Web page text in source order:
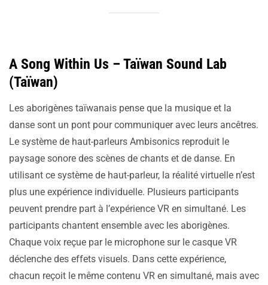
A Song Within Us – Taïwan Sound Lab
(Taïwan)
Les aborigènes taïwanais pense que la musique et la
danse sont un pont pour communiquer avec leurs ancêtres.
Le système de haut-parleurs Ambisonics reproduit le
paysage sonore des scènes de chants et de danse. En
utilisant ce système de haut-parleur, la réalité virtuelle n’est
plus une expérience individuelle. Plusieurs participants
peuvent prendre part à l’expérience VR en simultané. Les
participants chantent ensemble avec les aborigènes.
Chaque voix reçue par le microphone sur le casque VR
déclenche des effets visuels. Dans cette expérience,
chacun reçoit le même contenu VR en simultané, mais avec